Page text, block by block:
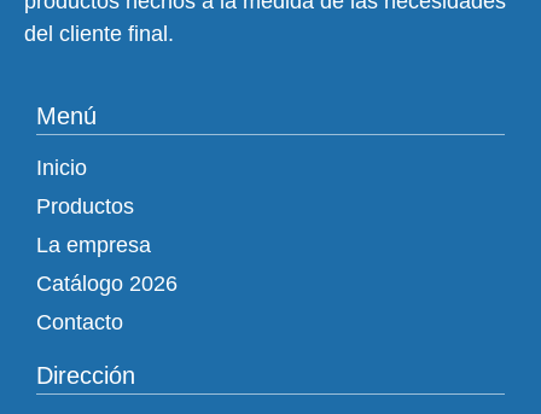
del cliente final.
Menú
Inicio
Productos
La empresa
Catálogo 2026
Contacto
Dirección